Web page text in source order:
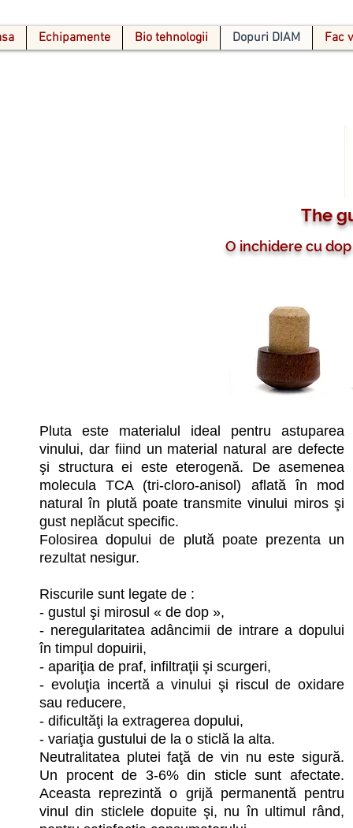
Echipamente Bio tehnologii Dopuri DIAM Fac
The
O inchidere cu
Pluta este materialul ideal pentru astuparea
vinului, dar fiind un material natural are defecte
şi structura ei este eterogenă. De asemenea
molecula TCA (tri-cloro-anisol) aflată în mod
natural în plută poate transmite vinului miros şi
gust neplăcut specific.
Folosirea dopului de plută poate prezenta un
rezultat nesigur.
Riscurile sunt legate de :
- gustul şi mirosul « de dop »,
- neregularitatea adâncimii de intrare a dopului
în timpul dopuirii,
- apariţia de praf, infiltraţii şi scurgeri,
- evoluţia incertă a vinului şi riscul de oxidare
sau reducere,
- dificultăţi la extragerea dopului,
- variaţia gustului de la o sticlă la alta.
Neutralitatea plutei faţă de vin nu este sigură.
Un procent de 3-6% din sticle sunt afectate.
Aceasta reprezintă o grijă permanentă pentru
vinul din sticlele dopuite şi, nu în ultimul rând,